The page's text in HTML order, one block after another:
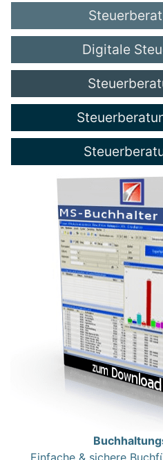
Digitale
Einfache & sichere